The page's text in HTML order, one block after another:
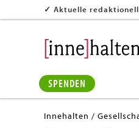
✓ Aktuelle
SPENDEN
Innehalten